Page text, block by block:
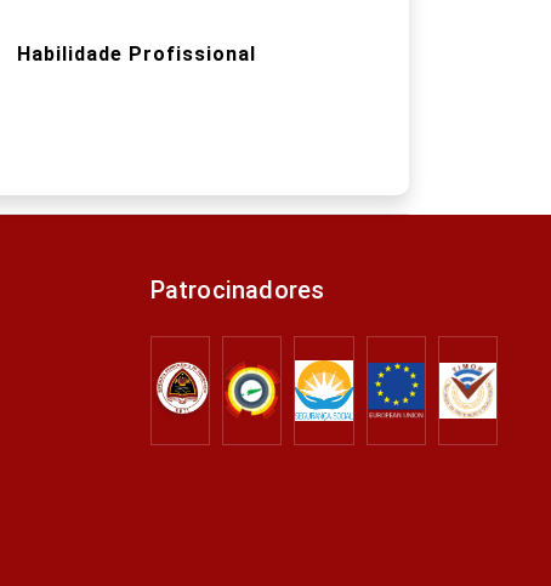
Habilidade Profissional
Patrocinadores